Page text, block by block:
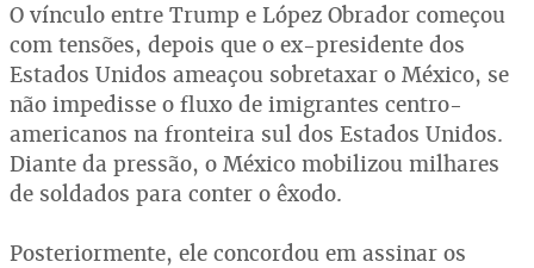
O vínculo entre Trump e López Obrador começou
com tensões, depois que o ex-presidente dos
Estados Unidos ameaçou sobretaxar o México, se
não impedisse o fluxo de imigrantes centro-
americanos na fronteira sul dos Estados Unidos.
Diante da pressão, o México mobilizou milhares
de soldados para conter o êxodo.
Posteriormente, ele concordou em assinar os